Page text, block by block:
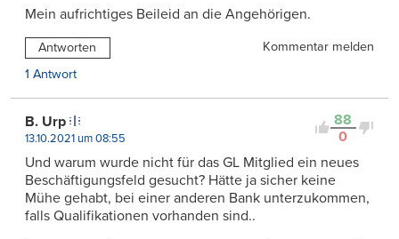
Mein aufrichtiges Beileid an die Angehörigen.
Antworten
Kommentar melden
1 Antwort
88
0
B. Urp
13.10.2021 um 08:55
Und warum wurde nicht für das GL Mitglied ein neues
Beschäftigungsfeld gesucht? Hätte ja sicher keine
Mühe gehabt, bei einer anderen Bank unterzukommen,
falls Qualifikationen vorhanden sind..